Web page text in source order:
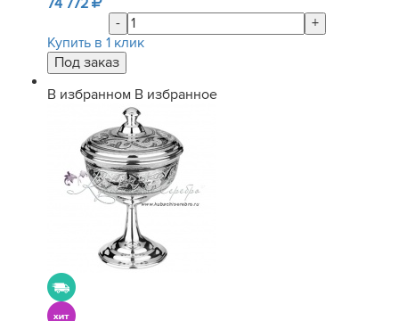
74 772
-
+
Купить в 1 клик
В избранном В избранное